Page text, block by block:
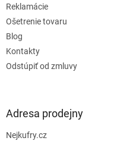
Reklamácie
Ošetrenie tovaru
Blog
Kontakty
Odstúpiť od zmluvy
Adresa prodejny
Nejkufry.cz